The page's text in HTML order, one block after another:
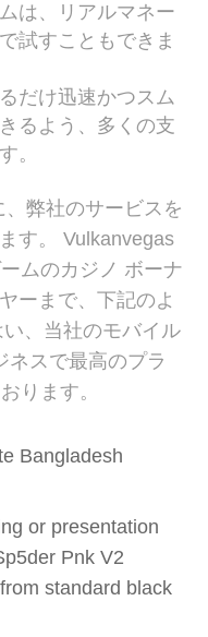
は、リアルマネー
試すこともできま
だけ迅速かつスム
るよう、多くの支
。
弊社のサービスを
す。 Vulkanvegas
ムのカジノ ボーナ
ーまで、下記のよ
、当社のモバイル
ネスで最高のプラ
ります。
Bangladesh
or presentation
Pnk V2
standard black